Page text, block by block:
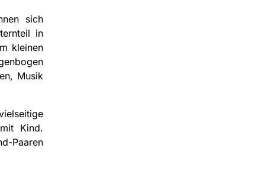
sich
in
kleinen
Musik
Kind.
Paaren